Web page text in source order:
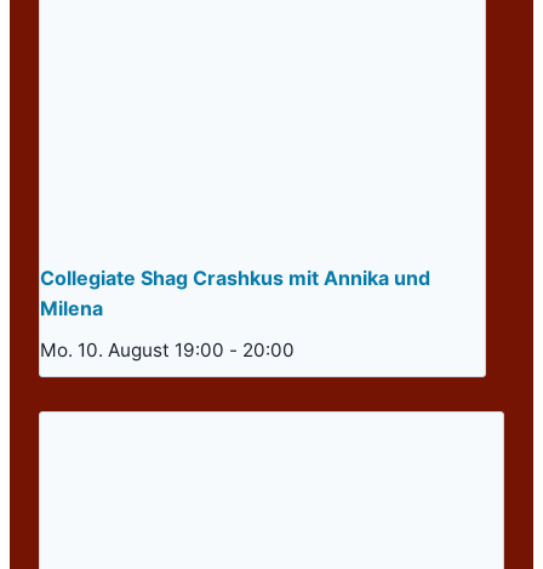
Collegiate Shag Crashkus mit Annika und
Milena
Mo. 10. August 19:00 - 20:00